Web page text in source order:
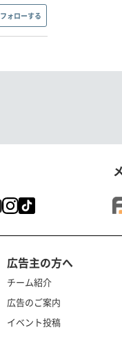
フォローする
広告主の方へ
チーム紹介
広告のご案内
イベント投稿